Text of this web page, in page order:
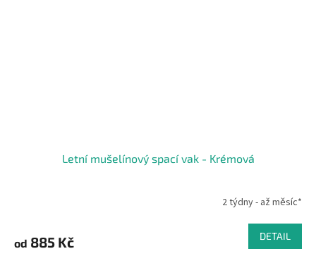
Letní mušelínový spací vak - Krémová
2 týdny - až měsíc*
od 885 Kč DETAIL